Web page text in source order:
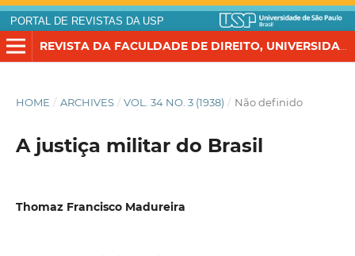
PORTAL DE REVISTAS DA USP
REVISTA DA FACULDADE DE DIREITO, UNIVERSIDADE DE SÃO PAULO
HOME / ARCHIVES / VOL. 34 NO. 3 (1938) / Não definido
A justiça militar do Brasil
Thomaz Francisco Madureira